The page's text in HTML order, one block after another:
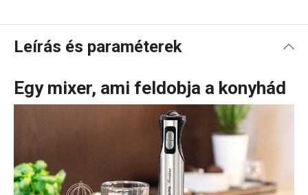
Leírás és paraméterek
Egy mixer, ami feldobja a konyhád